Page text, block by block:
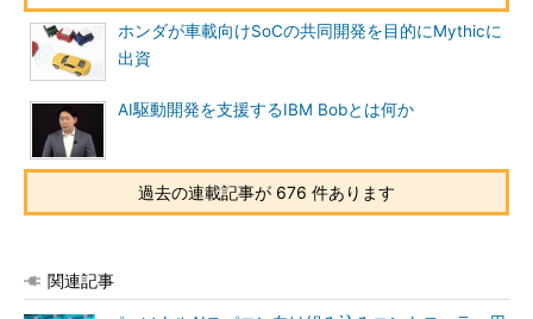
ホンダが車載向けSoCの共同開発を目的にMythicに
出資
AI駆動開発を支援するIBM Bobとは何か
過去の連載記事が 676 件あります
関連記事